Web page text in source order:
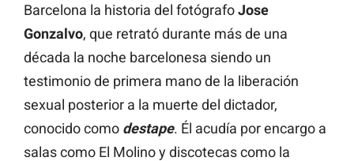
Barcelona la historia del fotógrafoJose
Gonzalvo, que retrató durante más de una
década la noche barcelonesa siendo un
testimonio de primera mano de la liberación
sexual posterior a la muerte del dictador,
conocido como destape. Él acudía por encargo a
salas como El Molino y discotecas como la